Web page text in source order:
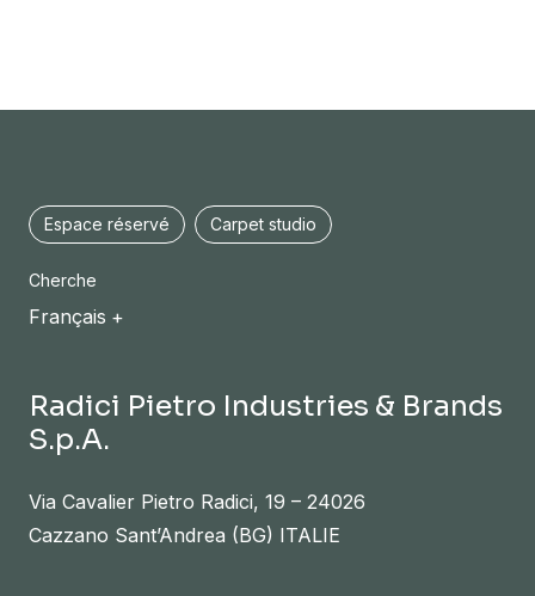
Espace réservé Carpet studio
Cherche
Français
Radici Pietro Industries & Brands
S.p.A.
Via Cavalier Pietro Radici, 19 – 24026
Cazzano Sant’Andrea (BG) ITALIE